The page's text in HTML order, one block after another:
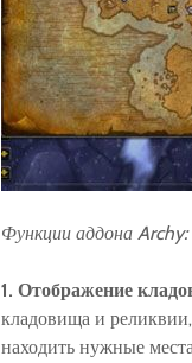
Функции аддона Archy:
1. Отображение
кладовища и
находить нужные